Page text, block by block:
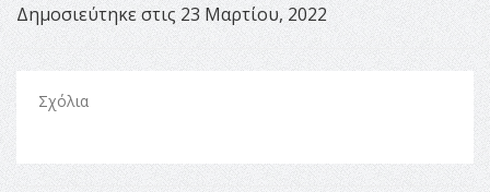
Δημοσιεύτηκε στις 23 Μαρτίου, 2022
Σχόλια